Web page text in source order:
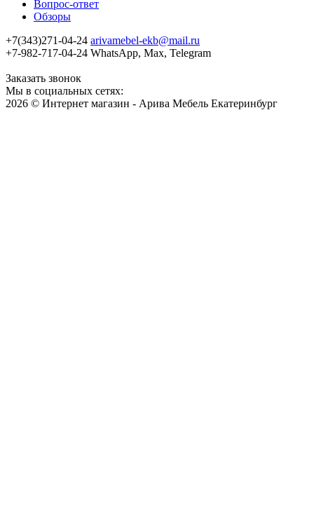
Вопрос-ответ
Обзоры
+7(343)271-04-24 arivamebel-ekb@mail.ru
+7-982-717-04-24 WhatsApp, Max, Telegram
Заказать звонок
Мы в социальных сетях:
2026 © Интернет магазин - Арива Мебель Екатеринбург